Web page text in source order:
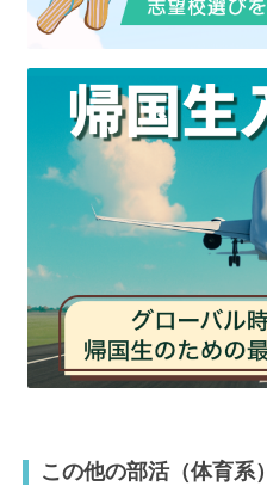
この他の部活（体育系）